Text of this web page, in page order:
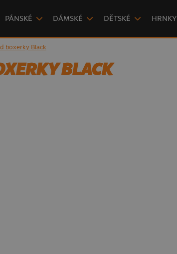
PÁNSKÉ DÁMSKÉ DĚTSKÉ HRNKY
boxerky Black
BLACK